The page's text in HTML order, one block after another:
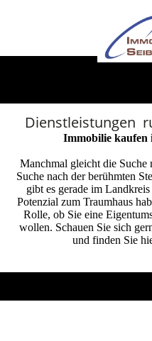
Dienstleistungen
Immobilie kaufen
Manchmal gleicht die Suche
Suche nach der berühmten
gibt es gerade im
Potenzial zum Traumhaus
Rolle, ob Sie eine
wollen. Schauen Sie sich
und finden Sie